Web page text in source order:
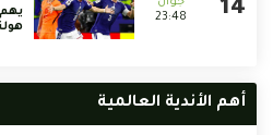
23:48
يهم
أهم الأندية العالمية